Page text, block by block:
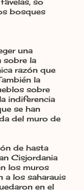
bosques
una
sobre la
razón que
la
sobre
indiferencia
se han
del muro de
de hasta
Cisjordania
los muros
a los saharauis
en el